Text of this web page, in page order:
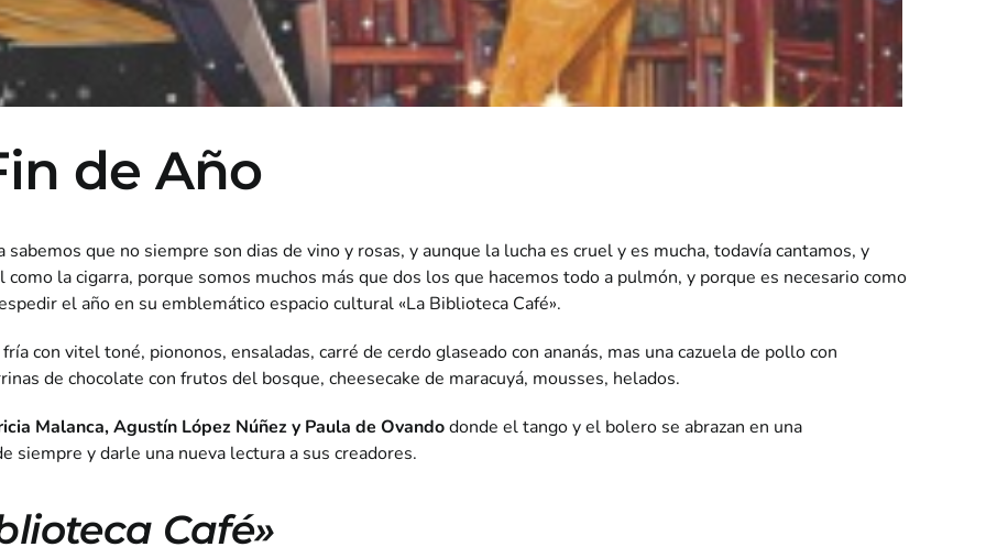
de Año
que no siempre son dias de vino y rosas, y aunque la lucha es cruel y es mucha, todavía cantamos, y
la cigarra, porque somos muchos más que dos los que hacemos todo a pulmón, y porque es necesario como
el año en su emblemático espacio cultural «La Biblioteca Café».
con vitel toné, piononos, ensaladas, carré de cerdo glaseado con ananás, mas una cazuela de pollo con
de chocolate con frutos del bosque, cheesecake de maracuyá, mousses, helados.
Malanca, Agustín López Núñez y Paula de Ovandodonde el tango y el bolero se abrazan en una
siempre y darle una nueva lectura a sus creadores.
Café»